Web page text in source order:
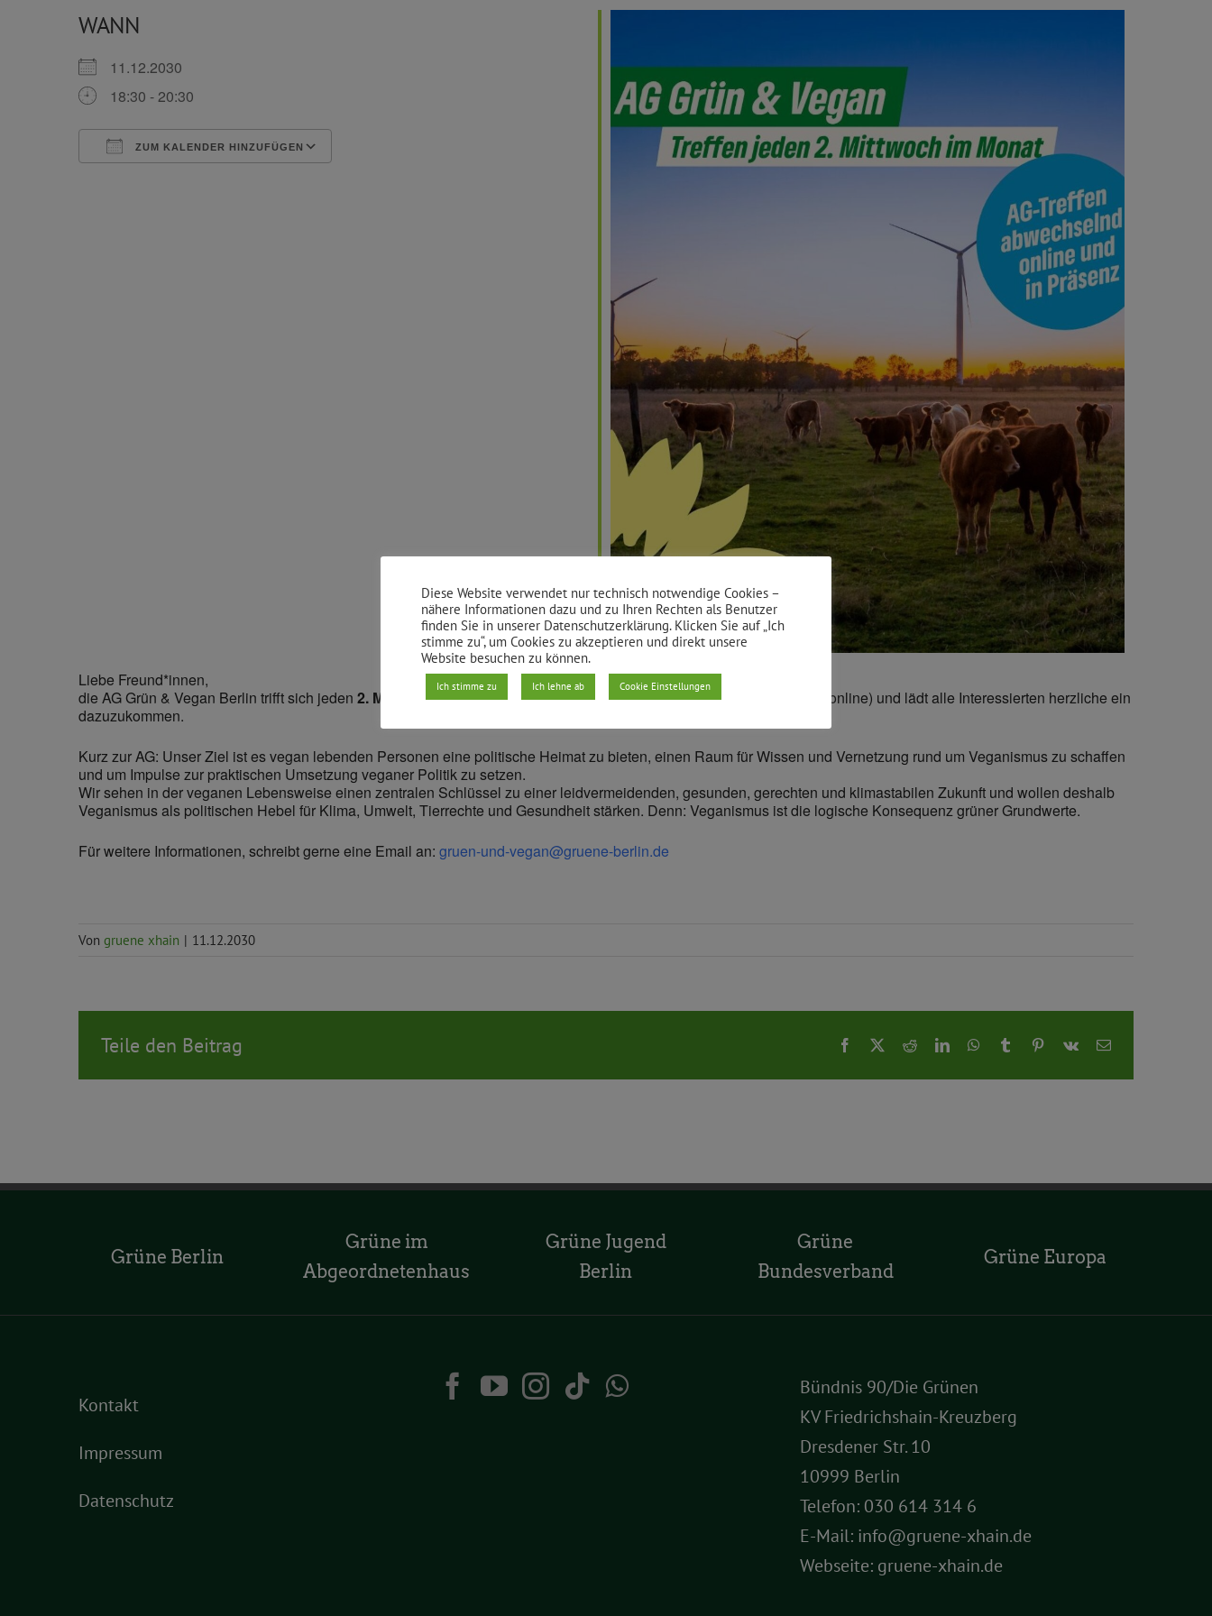
WANN
11.12.2030
18:30 - 20:30
ZUM KALENDER HINZUFÜGEN
Outlook Live
Liebe Freund*innen,
die AG Grün & Vegan Berlin trifft sich jeden 2. Mittwochim Monat bezirksübergreifend (abwechselnd in Präsenz oder online) und lädt alle Interessierten herzliche ein
dazuzukommen.
Kurz zur AG: Unser Ziel ist es vegan lebenden Personen eine politische Heimat zu bieten, einen Raum für Wissen und Vernetzung rund um Veganismus zu schaffen
und um Impulse zur praktischen Umsetzung veganer Politik zu setzen.
Wir sehen in der veganen Lebensweise einen zentralen Schlüssel zu einer leidvermeidenden, gesunden, gerechten und klimastabilen Zukunft und wollen deshalb
Veganismus als politischen Hebel für Klima, Umwelt, Tierrechte und Gesundheit stärken. Denn: Veganismus ist die logische Konsequenz grüner Grundwerte.
Für weitere Informationen, schreibt gerne eine Email an: gruen-und-vegan@gruene-berlin.de
Von gruene xhain | 11.12.2030
Teile den Beitrag Facebook RedditLinkedInWhatsApp
Tumblr Pinterest
Vk
E-
Grüne Berlin
Grüne im
Abgeordnetenhaus
Grüne Jugend
Berlin
Grüne
Bundesverband
Grüne Europa
Kontakt
Impressum
Datenschutz
Bündnis 90/Die Grünen
KV Friedrichshain-Kreuzberg
Dresdener Str. 10
10999 Berlin
Telefon: 030 614 314 6
E-Mail: info@gruene-xhain.de
Webseite: gruene-xhain.de
Diese Website verwendet nur technisch notwendige Cookies –
nähere Informationen dazu und zu Ihren Rechten als Benutzer
finden Sie in unserer Datenschutzerklärung. Klicken Sie auf „Ich
stimme zu“, um Cookies zu akzeptieren und direkt unsere
Website besuchen zu können.
Ich stimme zu Ich lehne ab Cookie Einstellungen